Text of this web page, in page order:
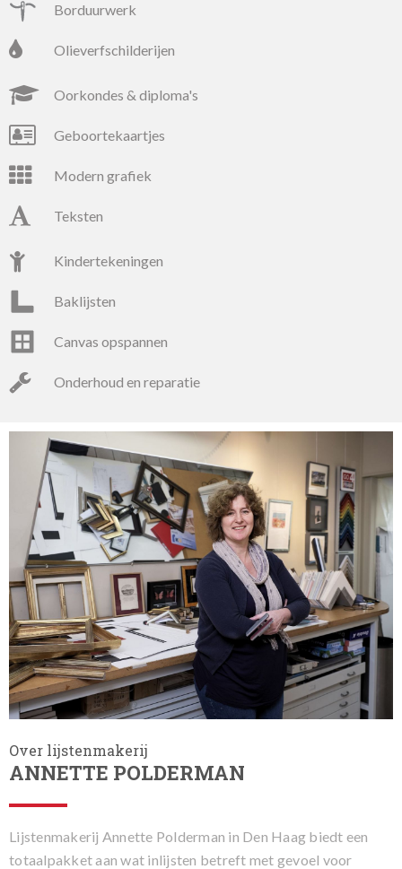
borduurwerk
olieverfschilderijen
oorkondes & diploma's
geboortekaartjes
modern grafiek
teksten
kindertekeningen
baklijsten
canvas opspannen
onderhoud en reparatie
Over lijstenmakerij
ANNETTE POLDERMAN
Lijstenmakerij Annette Polderman in Den Haag biedt een
totaalpakket aan wat inlijsten betreft met gevoel voor